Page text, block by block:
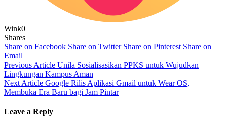
Wink0
Shares
Share on Facebook Share on Twitter Share on Pinterest Share on
Email
Previous Article Unila Sosialisasikan PPKS untuk Wujudkan
Lingkungan Kampus Aman
Next Article Google Rilis Aplikasi Gmail untuk Wear OS,
Membuka Era Baru bagi Jam Pintar
Leave a Reply